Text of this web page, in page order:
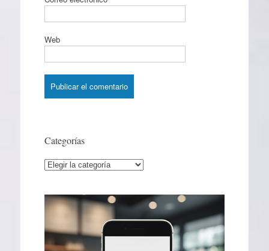
Web
Categorías
Categorías